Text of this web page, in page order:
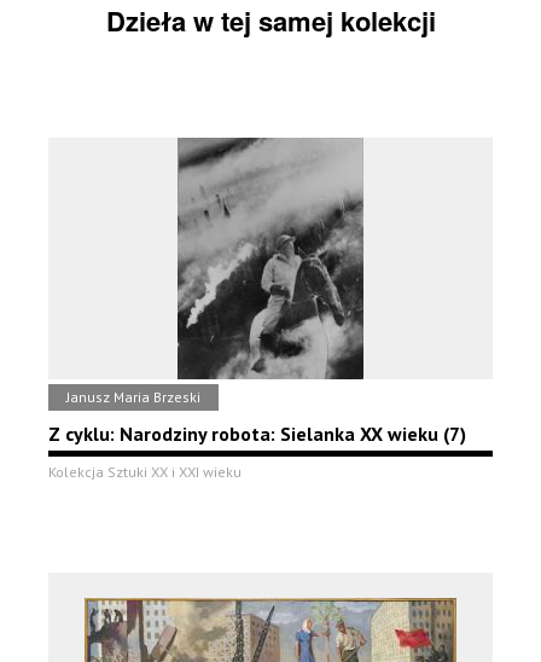
Dzieła w tej samej kolekcji
Janusz Maria Brzeski
Z cyklu: Narodziny robota: Sielanka XX wieku (7)
Kolekcja Sztuki XX i XXI wieku